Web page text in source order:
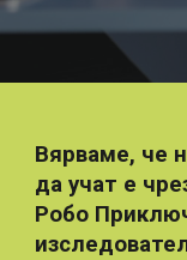
Вярваме, че
да учат е
Робо